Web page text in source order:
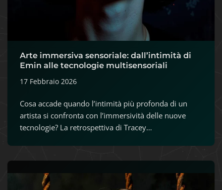
Arte immersiva sensoriale: dall’intimità di
Emin alle tecnologie multisensoriali
17 Febbraio 2026
Cosa accade quando l’intimità più profonda di un
artista si confronta con l’immersività delle nuove
tecnologie? La retrospettiva di Tracey…